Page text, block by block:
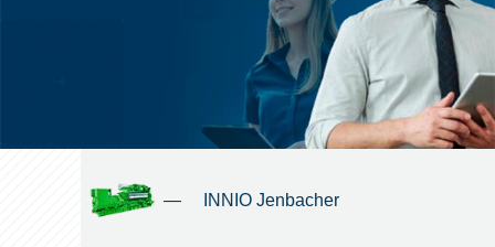
— INNIO Jenbacher